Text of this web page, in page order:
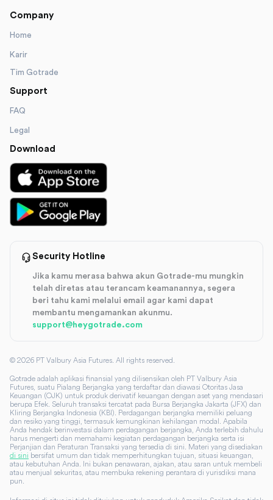
Company
Home
Karir
Tim Gotrade
Support
FAQ
Legal
Download
Security Hotline
Jika kamu merasa bahwa akun Gotrade-mu mungkin
telah diretas atau terancam keamanannya, segera
beri tahu kami melalui email agar kami dapat
membantu mengamankan akunmu.
support@heygotrade.com
© 2026 PT Valbury Asia Futures. All rights reserved.
Gotrade adalah aplikasi finansial yang dilisensikan oleh PT Valbury Asia
Futures, suatu Pialang Berjangka yang terdaftar dan diawasi Otoritas Jasa
Keuangan (OJK) untuk produk derivatif keuangan dengan aset yang mendasari
berupa Efek. Seluruh transaksi tercatat pada Bursa Berjangka Jakarta (JFX) dan
Kliring Berjangka Indonesia (KBI). Perdagangan berjangka memiliki peluang
dan resiko yang tinggi, termasuk kemungkinan kehilangan modal. Apabila
Anda hendak berinvestasi dalam perdagangan berjangka, Anda terlebih dahulu
harus mengerti dan memahami kegiatan perdagangan berjangka serta isi
Perjanjian dan Peraturan Transaksi yang tersedia di sini. Materi yang disediakan
di sini bersifat umum dan tidak memperhitungkan tujuan, situasi keuangan,
atau kebutuhan Anda. Ini bukan penawaran, ajakan, atau saran untuk membeli
atau menjual sekuritas, atau membuka rekening perantara di yurisdiksi mana
pun.